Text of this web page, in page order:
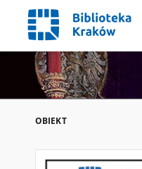
OBIEKT